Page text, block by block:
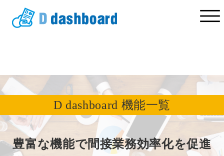
D dashboard 機能一覧
豊富な機能で間接業務効率化を促進